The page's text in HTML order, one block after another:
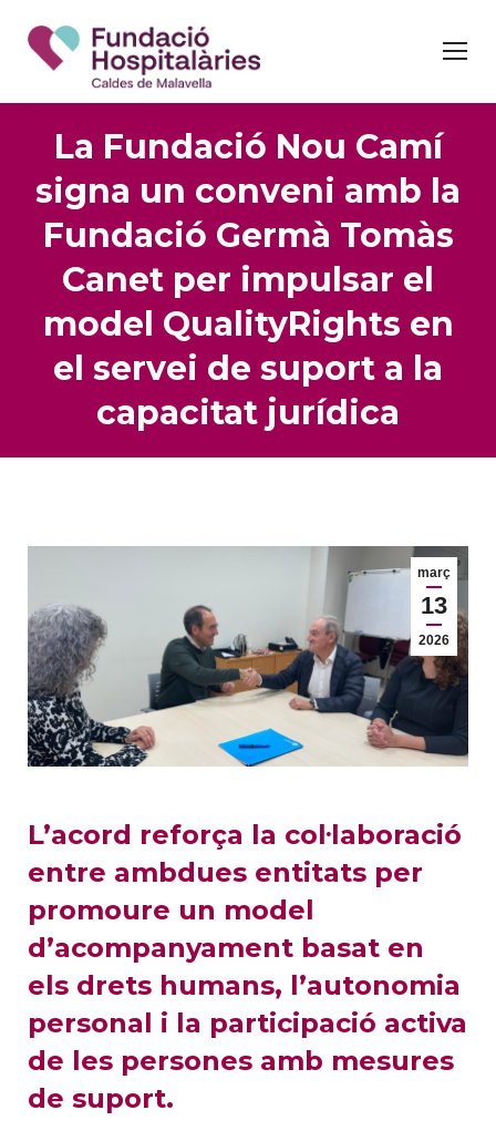
La Fundació Nou Camí
signa un conveni amb la
Fundació Germà Tomàs
Canet per impulsar el
model QualityRights en
el servei de suport a la
capacitat jurídica
març
13
2026
L’acord reforça la col·laboració
entre ambdues entitats per
promoure un model
d’acompanyament basat en
els drets humans, l’autonomia
personal i la participació activa
de les persones amb mesures
de suport.